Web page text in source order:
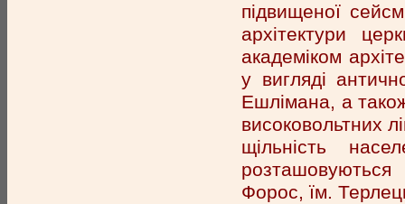
підвищеної
архітектури
академіком
у вигляді
Ешлімана, а
високовольтних
щільність
Форос, їм.